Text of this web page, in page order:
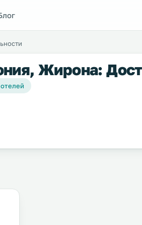
Жирона:
отелей